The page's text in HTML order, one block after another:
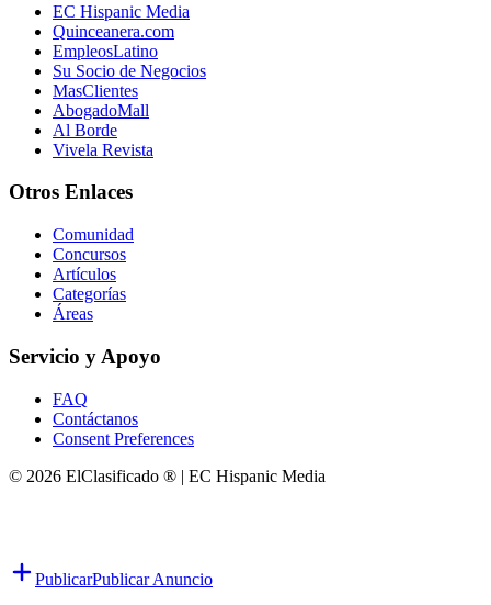
EC Hispanic Media
Quinceanera.com
EmpleosLatino
Su Socio de Negocios
MasClientes
AbogadoMall
Al Borde
Vivela Revista
Otros Enlaces
Comunidad
Concursos
Artículos
Categorías
Áreas
Servicio y Apoyo
FAQ
Contáctanos
Consent Preferences
© 2026 ElClasificado ® | EC Hispanic Media
PublicarPublicar Anuncio